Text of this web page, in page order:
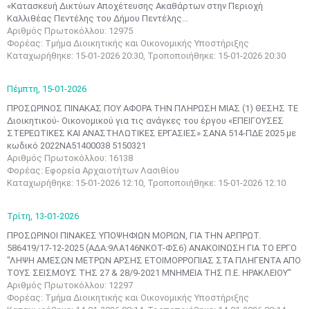
«Κατασκευή Δικτύων Αποχέτευσης Ακαθάρτων στην Περιοχή
Καλλιθέας Πεντέλης του Δήμου Πεντέλης...
Αριθμός Πρωτοκόλλου: 12975
Φορέας: Τμήμα Διοικητικής και Οικονομικής Υποστήριξης
Καταχωρήθηκε: 15-01-2026 20:30, Τροποποιήθηκε: 15-01-2026 20:30
Πέμπτη, 15-01-2026
ΠΡΟΣΩΡΙΝΟΣ ΠΙΝΑΚΑΣ ΠΟΥ ΑΦΟΡΑ ΤΗΝ ΠΛΗΡΩΣΗ ΜΙΑΣ (1) ΘΕΣΗΣ ΤΕ
Διοικητικού- Οικονομικού για τις ανάγκες του έργου «ΕΠΕΙΓΟΥΣΕΣ
ΣΤΕΡΕΩΤΙΚΕΣ ΚΑΙ ΑΝΑΣΤΗΛΩΤΙΚΕΣ ΕΡΓΑΣΙΕΣ» ΣΑΝΑ 514-ΠΔΕ 2025 με
κωδικό 2022ΝΑ51400038 5150321
Αριθμός Πρωτοκόλλου: 16138
Φορέας: Εφορεία Αρχαιοτήτων Λασιθίου
Καταχωρήθηκε: 15-01-2026 12:10, Τροποποιήθηκε: 15-01-2026 12:10
Τρίτη, 13-01-2026
ΠΡΟΣΩΡΙΝΟΙ ΠΙΝΑΚΕΣ ΥΠΟΨΗΦΙΩΝ ΜΟΡΙΩΝ, ΓΙΑ ΤΗΝ ΑΡ.ΠΡΩΤ.
586419/17-12-2025 (ΑΔΑ:9ΛΑ146ΝΚΟΤ-ΦΣ6) ΑΝΑΚΟΙΝΩΣΗ ΓΙΑ ΤΟ ΕΡΓΟ
"ΛΗΨΗ ΑΜΕΣΩΝ ΜΕΤΡΩΝ ΑΡΣΗΣ ΕΤΟΙΜΟΡΡΟΠΙΑΣ ΣΤΑ ΠΛΗΓΕΝΤΑ ΑΠΟ
ΤΟΥΣ ΣΕΙΣΜΟΥΣ ΤΗΣ 27 & 28/9-2021 ΜΝΗΜΕΙΑ ΤΗΣ Π.Ε. ΗΡΑΚΛΕΙΟΥ"
Αριθμός Πρωτοκόλλου: 12297
Φορέας: Τμήμα Διοικητικής και Οικονομικής Υποστήριξης
Μαϊ